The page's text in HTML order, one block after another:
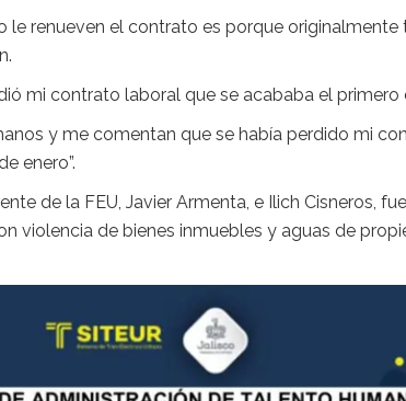
le renueven el contrato es porque
mi contrato laboral que se acababa el primero
y me comentan que se había perdido mi
enero”.
de la FEU, Javier Armenta, e Ilich Cisneros,
violencia de bienes inmuebles y aguas de